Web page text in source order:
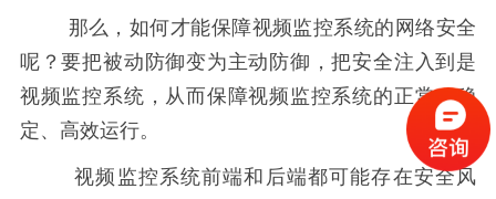
那么，如何才能保障视频监控系统的网络安全
呢？要把被动防御变为主动防御，把安全注入到是
视频监控系统，从而保障视频监控系统的正常、稳
定、高效运行。
视频监控系统前端和后端都可能存在安全风